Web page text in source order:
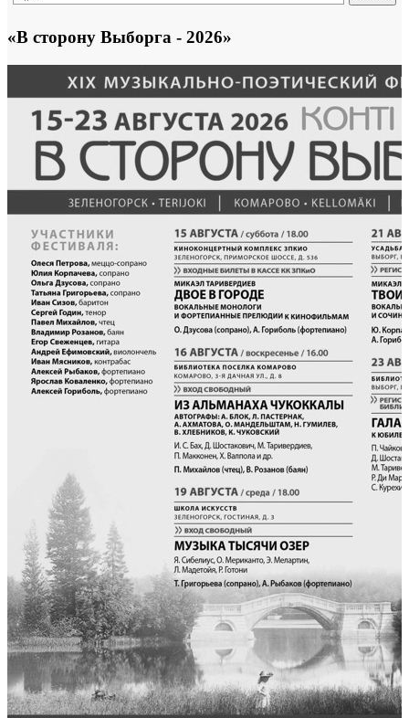
«В сторону Выборга - 2026»